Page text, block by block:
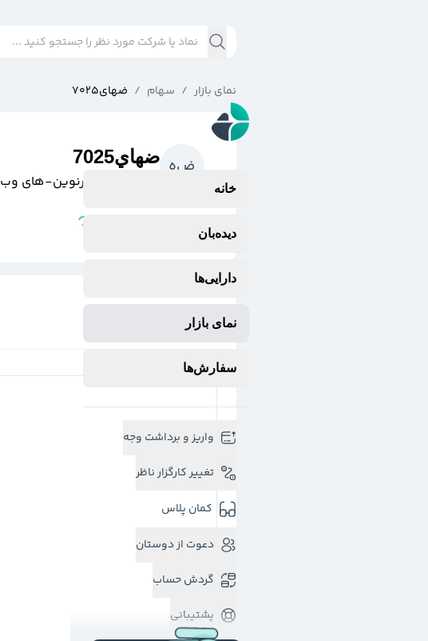
خانه
دیده‌بان
دارایی‌ها
نمای بازار
سفارش‌ها
واریز و برداشت وجه
تغییر کارگزار ناظر
کمان پلاس
دعوت از دوستان
گردش حساب
پشتیبانی
نمای بازار / سهام / ضهاي7025
ضه ضهاي7025
داده گسترعصرنوين-هاي وب